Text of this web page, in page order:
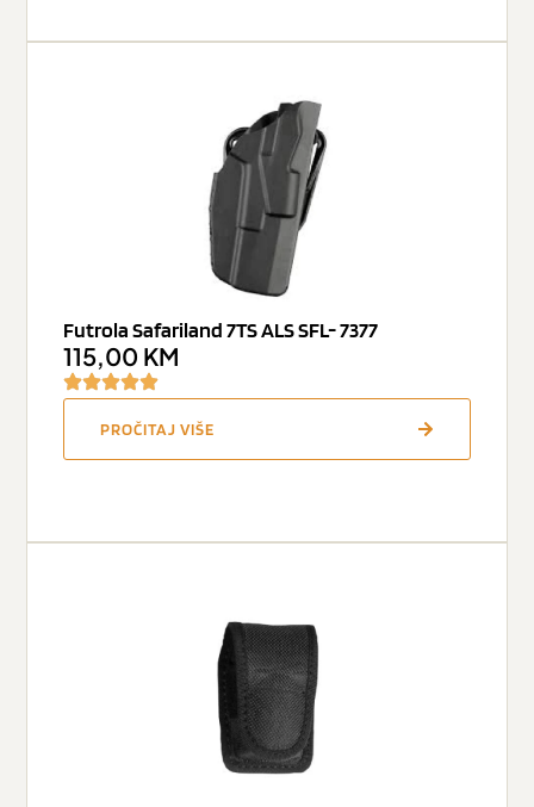
Futrola Safariland 7TS ALS SFL- 7377
115,00 KM
PROČITAJ VIŠE